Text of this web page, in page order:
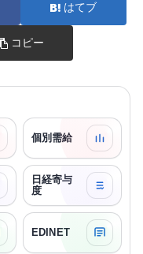
はてブ
コピー
個別需給
日経寄与
度
EDINET